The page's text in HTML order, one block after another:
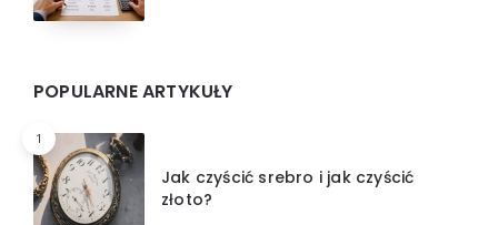
POPULARNE ARTYKUŁY
1
Jak czyścić srebro i jak czyścić
złoto?